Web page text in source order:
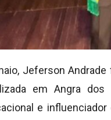
Jeferson
em Angra
e